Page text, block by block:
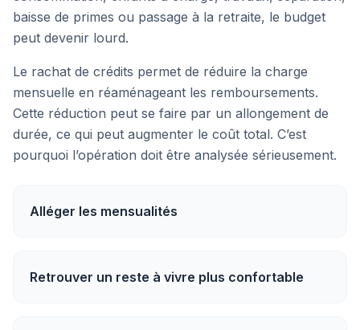
baisse de primes ou passage à la retraite, le budget
peut devenir lourd.
Le rachat de crédits permet de réduire la charge
mensuelle en réaménageant les remboursements.
Cette réduction peut se faire par un allongement de
durée, ce qui peut augmenter le coût total. C’est
pourquoi l’opération doit être analysée sérieusement.
Alléger les mensualités
Retrouver un reste à vivre plus confortable